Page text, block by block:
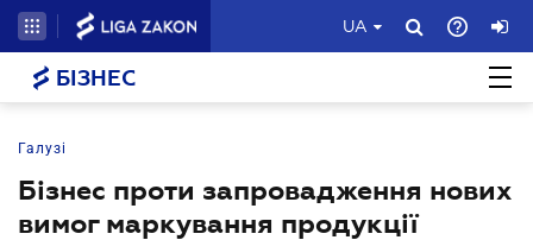
UA
БІЗНЕС
Галузі
Бізнес проти запровадження нових
вимог маркування продукції